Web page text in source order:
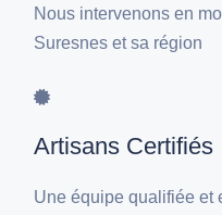
Nous intervenons en
Suresnes et sa région
Artisans Certifiés
Une équipe qualifiée et